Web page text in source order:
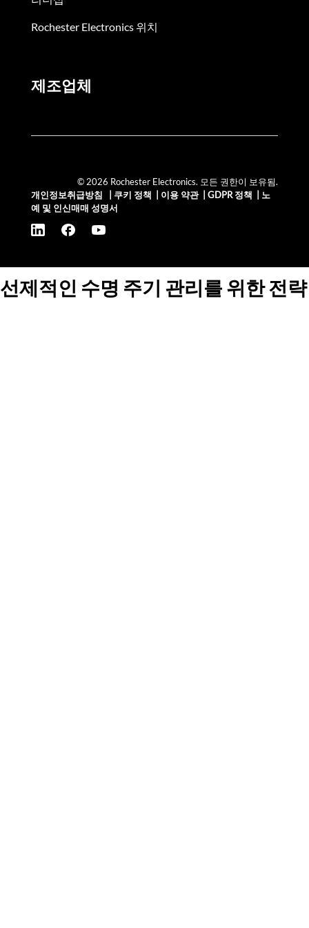
Rochester Electronics 위치
제조업체
© 2026 Rochester Electronics. 모든 권한이 보유됨.
개인정보취급방침
쿠키 정책 이용 약관| GDPR 정책
노
예 및 인신매매 성명서
선제적인 수명 주기 관리를 위한 전략